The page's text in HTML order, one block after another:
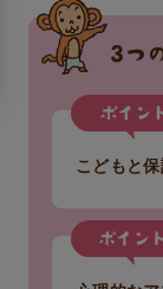
こどもと